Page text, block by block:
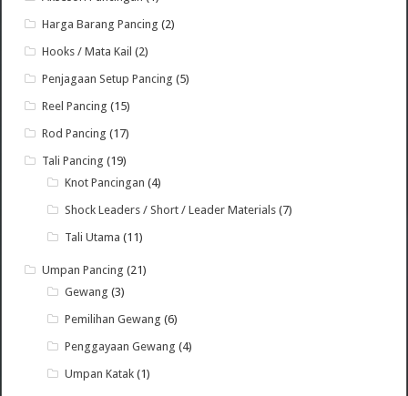
Harga Barang Pancing (2)
Hooks / Mata Kail (2)
Penjagaan Setup Pancing (5)
Reel Pancing (15)
Rod Pancing (17)
Tali Pancing (19)
Knot Pancingan (4)
Shock Leaders / Short / Leader Materials (7)
Tali Utama (11)
Umpan Pancing (21)
Gewang (3)
Pemilihan Gewang (6)
Penggayaan Gewang (4)
Umpan Katak (1)